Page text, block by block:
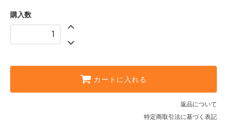
購入数
カートに入れる
返品について
特定商取引法に基づく表記